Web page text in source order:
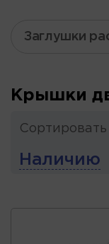
Заглушки
Крышки
Сортировать
Наличию